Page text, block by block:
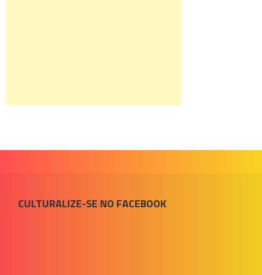
CULTURALIZE-SE NO FACEBOOK